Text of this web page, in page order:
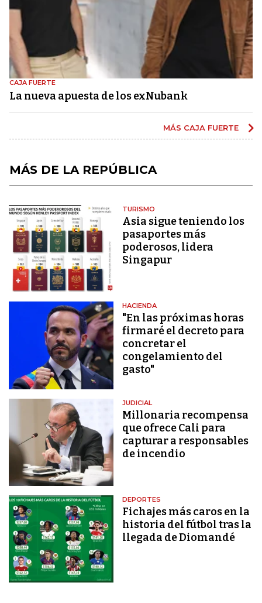
CAJA FUERTE
La nueva apuesta de los exNubank
MÁS CAJA FUERTE
MÁS DE LA REPÚBLICA
TURISMO
Asia sigue teniendo los
pasaportes más
poderosos, lidera
Singapur
HACIENDA
"En las próximas horas
firmaré el decreto para
concretar el
congelamiento del
gasto"
JUDICIAL
Millonaria recompensa
que ofrece Cali para
capturar a responsables
de incendio
DEPORTES
Fichajes más caros en la
historia del fútbol tras la
llegada de Diomandé